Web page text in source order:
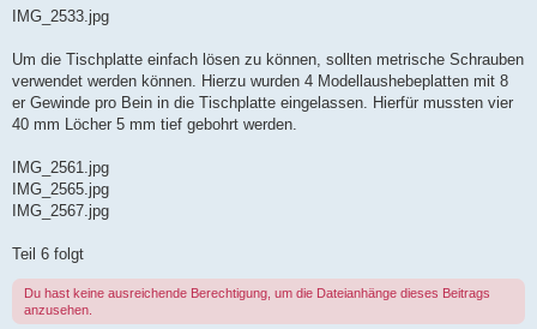
IMG_2533.jpg
Um die Tischplatte einfach lösen zu können, sollten metrische Schrauben
verwendet werden können. Hierzu wurden 4 Modellaushebeplatten mit 8
er Gewinde pro Bein in die Tischplatte eingelassen. Hierfür mussten vier
40 mm Löcher 5 mm tief gebohrt werden.
IMG_2561.jpg
IMG_2565.jpg
IMG_2567.jpg
Teil 6 folgt
Du hast keine ausreichende Berechtigung, um die Dateianhänge dieses Beitrags
anzusehen.